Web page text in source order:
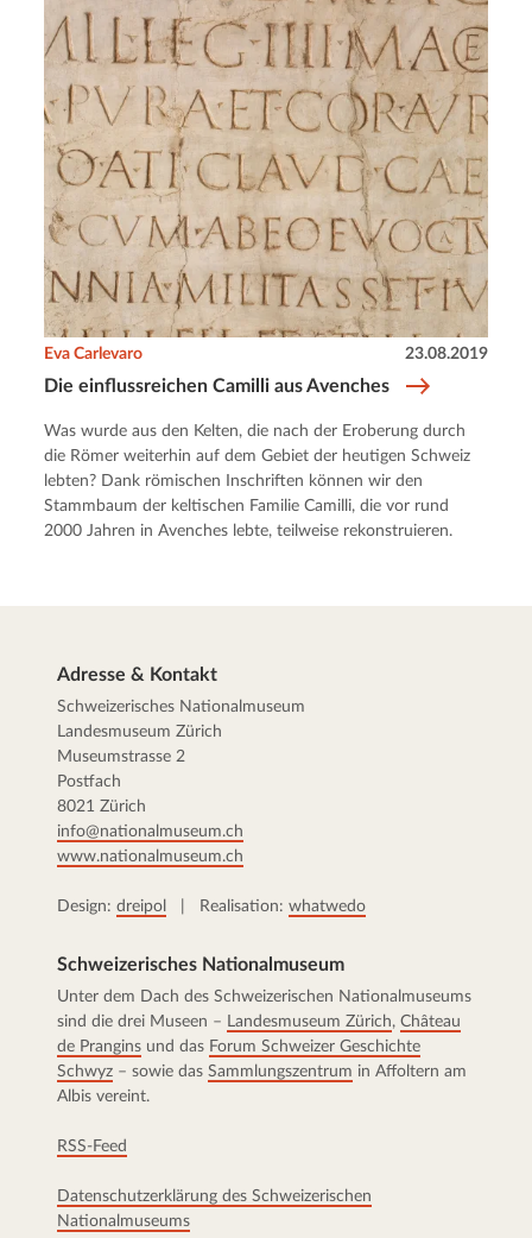
Die einflussreichen Camilli aus Avenches
Eva Carlevaro 23.08.2019
Was wurde aus den Kelten, die nach der Eroberung durch
die Römer weiterhin auf dem Gebiet der heutigen Schweiz
lebten? Dank römischen Inschriften können wir den
Stammbaum der keltischen Familie Camilli, die vor rund
2000 Jahren in Avenches lebte, teilweise rekonstruieren.
Adresse & Kontakt
Schweizerisches Nationalmuseum
Landesmuseum Zürich
Museumstrasse 2
Postfach
8021 Zürich
info@nationalmuseum.ch
www.nationalmuseum.ch
Design: dreipol | Realisation: whatwedo
Schweizerisches Nationalmuseum
Unter dem Dach des Schweizerischen Nationalmuseums
sind die drei Museen – Landesmuseum Zürich, Château
de Prangins und das Forum Schweizer Geschichte
Schwyz – sowie das Sammlungszentrum in Affoltern am
Albis vereint.
RSS-Feed
Datenschutzerklärung des Schweizerischen
Nationalmuseums